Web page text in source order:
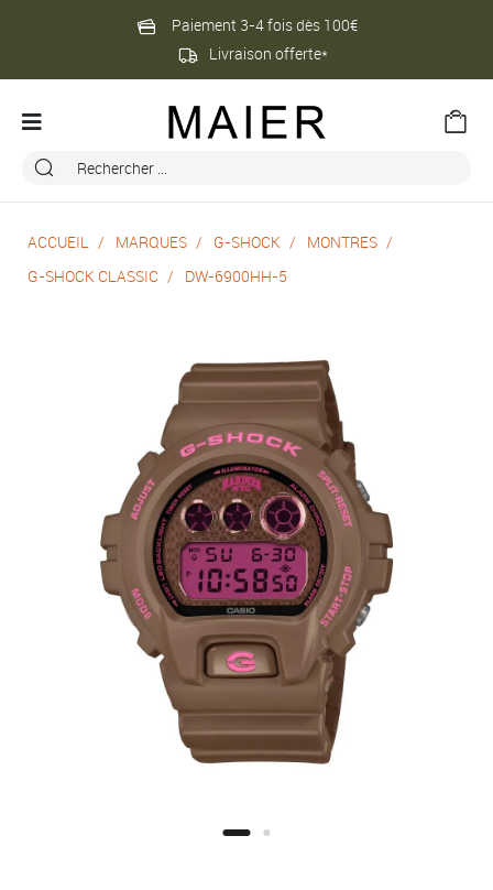
Paiement 3-4 fois dès 100€
Livraison offerte*
ACCUEIL MARQUES G-SHOCK
MONTRES
G-SHOCK CLASSIC
DW-6900HH-5